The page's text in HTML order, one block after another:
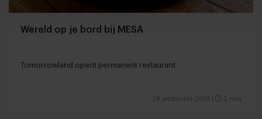
Wereld op je bord bij MESA
Tomorrowland opent permanent restaurant
28 september 2018 2 min